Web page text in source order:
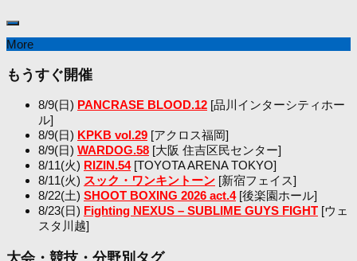
More
もうすぐ開催
8/9(日) PANCRASE BLOOD.12 [品川インターシティホー
ル]
8/9(日) KPKB vol.29 [アクロス福岡]
8/9(日) WARDOG.58 [大阪 住吉区民センター]
8/11(火) RIZIN.54[TOYOTA ARENA TOKYO]
8/11(火) スック・ワンキントーン [新宿フェイス]
8/22(土) SHOOT BOXING 2026 act.4[後楽園ホール]
8/23(日) Fighting NEXUS – SUBLIME GUYS FIGHT [ウェ
スタ川越]
大会・競技・分野別タグ